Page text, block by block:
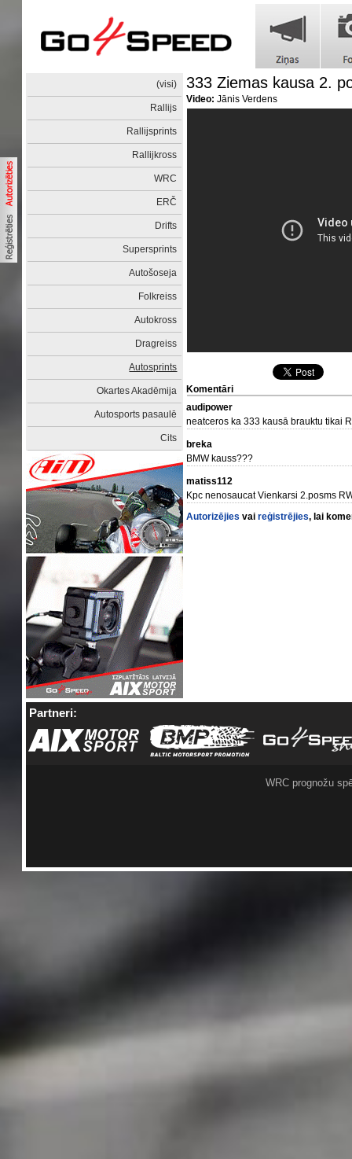
(visi)
Rallijs
Rallijsprints
Rallijkross
WRC
ERČ
Drifts
Supersprints
Autošoseja
Folkreiss
Autokross
Dragreiss
Autosprints
Okartes Akadēmija
Autosports pasaulē
Cits
333 Ziemas kausa 2.
Video: Jānis Verdens
Komentāri
audipower
neatceros ka 333 kausā brauktu tikai
breka
BMW kauss???
matiss112
Kpc nenosaucat Vienkarsi 2.posms
Autorizējies vaireģistrējies, lai
Partneri:
WRC prognožu